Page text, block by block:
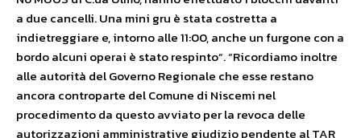
a due cancelli. Una mini gru è stata costretta a
indietreggiare e, intorno alle 11:00, anche un furgone con a
bordo alcuni operai è stato respinto“. “Ricordiamo inoltre
alle autorità del Governo Regionale che esse restano
ancora controparte del Comune di Niscemi nel
procedimento da questo avviato per la revoca delle
autorizzazioni amministrative giudizio pendente al TAR